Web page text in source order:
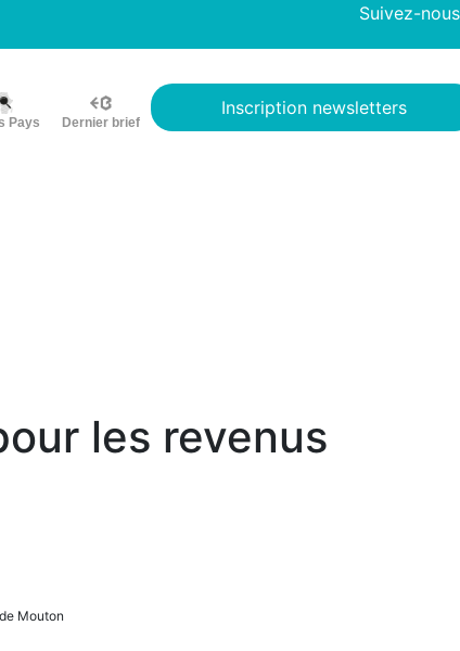
Suivez-nous
Pays Dernier brief
Inscription newsletters
les revenus
Mouton